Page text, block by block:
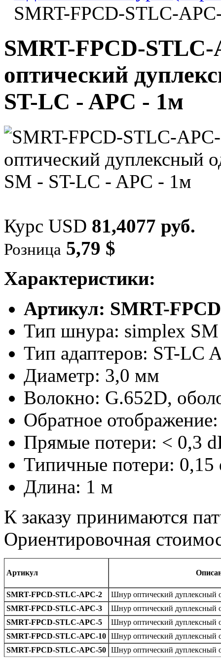
SMRT-FPCD-STLC-
SMRT-FPCD-
оптический
ST-LC - APC - 1м
Курс USD 81,4077 руб.
Розница 5,79 $
Характеристики:
Артикул: SMRT-
Тип шнура: simplex
Тип адаптеров: ST-LC
Диаметр: 3,0 мм
Волокно: G.652D,
Обратное
Прямые потери: < 0,3
Типичные потери: 0,15
Длина: 1 м
К заказу принимаются
Ориентировочная
Артикул
SMRT-FPCD-STLC-APC-2
Шнур оптический дуплексный
SMRT-FPCD-STLC-APC-3
Шнур оптический дуплексный
SMRT-FPCD-STLC-APC-5
Шнур оптический дуплексный
SMRT-FPCD-STLC-APC-10 Шнур оптический дуплексный
SMRT-FPCD-STLC-APC-50 Шнур оптический дуплексный